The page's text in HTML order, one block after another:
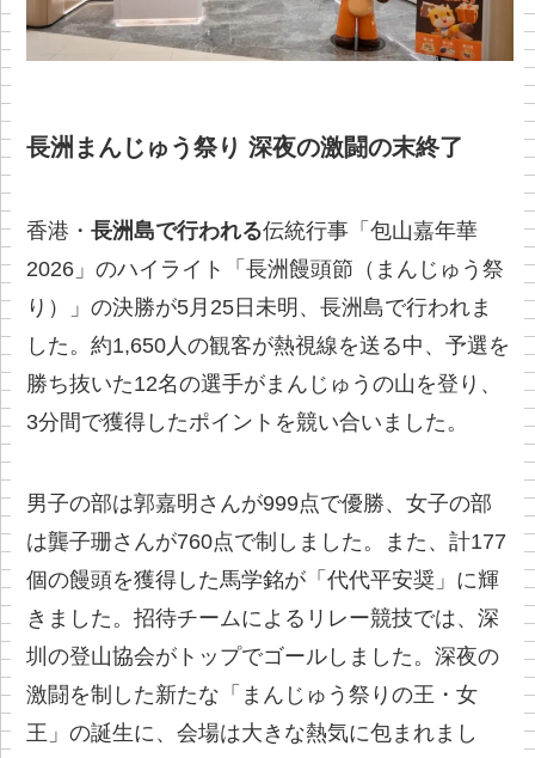
長洲まんじゅう祭り 深夜の激闘の末終了
香港・長洲島で行われる伝統行事「包山嘉年華
2026」のハイライト「長洲饅頭節（まんじゅう祭
り）」の決勝が5月25日未明、長洲島で行われま
した。約1,650人の観客が熱視線を送る中、予選を
勝ち抜いた12名の選手がまんじゅうの山を登り、
3分間で獲得したポイントを競い合いました。
男子の部は郭嘉明さんが999点で優勝、女子の部
は龔子珊さんが760点で制しました。また、計177
個の饅頭を獲得した馬学銘が「代代平安奨」に輝
きました。招待チームによるリレー競技では、深
圳の登山協会がトップでゴールしました。深夜の
激闘を制した新たな「まんじゅう祭りの王・女
王」の誕生に、会場は大きな熱気に包まれまし